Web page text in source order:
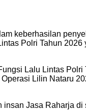
keberhasilan
Polri Tahun 2026
Lalu Lintas Polri
Lilin Nataru
Jasa Raharja di